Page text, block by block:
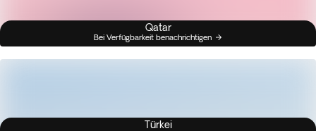
Qatar
Bei Verfügbarkeit benachrichtigen
Türkei